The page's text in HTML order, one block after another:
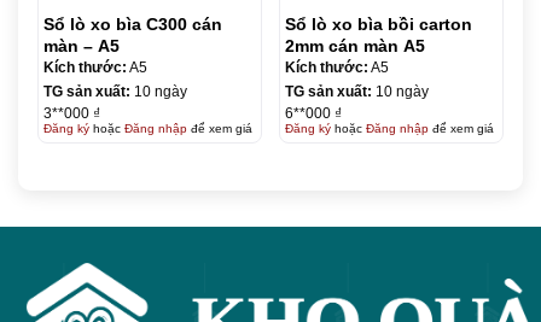
Sổ lò xo bìa C300 cán
màn – A5
Kích thước: A5
TG sản xuất: 10 ngày
3**000 ₫
Đăng kýhoặc Đăng nhậpđể xem giá
Sổ lò xo bìa bồi carton
2mm cán màn A5
Kích thước: A5
TG sản xuất: 10 ngày
6**000 ₫
Đăng kýhoặc Đăng nhậpđể xem giá